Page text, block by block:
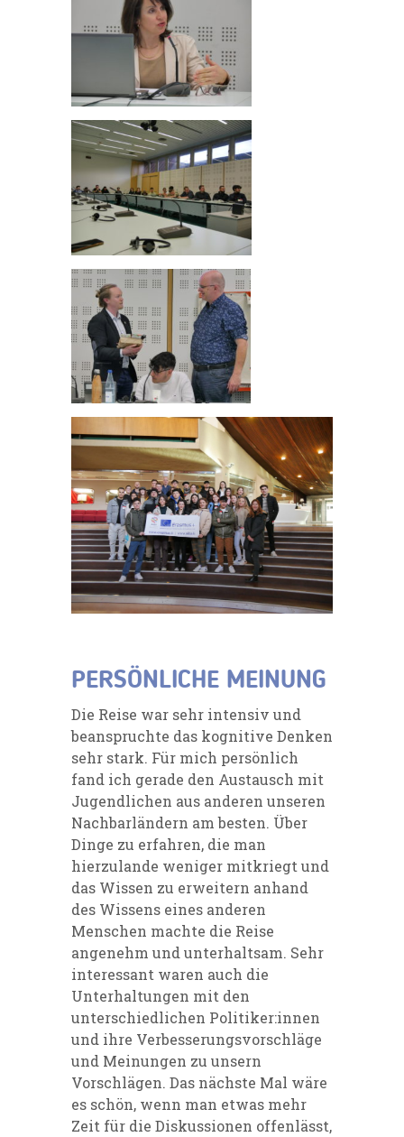
PERSÖNLICHE MEINUNG
Die Reise war sehr intensiv und
beanspruchte das kognitive Denken
sehr stark. Für mich persönlich
fand ich gerade den Austausch mit
Jugendlichen aus anderen unseren
Nachbarländern am besten. Über
Dinge zu erfahren, die man
hierzulande weniger mitkriegt und
das Wissen zu erweitern anhand
des Wissens eines anderen
Menschen machte die Reise
angenehm und unterhaltsam. Sehr
interessant waren auch die
Unterhaltungen mit den
unterschiedlichen Politiker:innen
und ihre Verbesserungsvorschläge
und Meinungen zu unsern
Vorschlägen. Das nächste Mal wäre
es schön, wenn man etwas mehr
Zeit für die Diskussionen offenlässt,